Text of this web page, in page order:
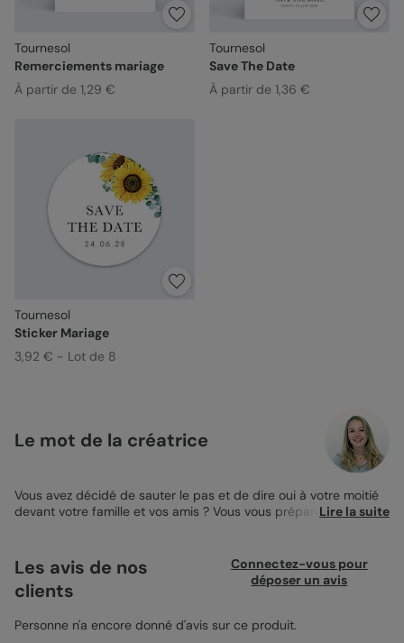
Tournesol
Remerciements mariage
À partir de 1,29 €
Tournesol
Save The Date
À partir de 1,36 €
Tournesol
Sticker Mariage
3,92 € - Lot de 8
Le mot de la créatrice
Vous avez décidé de sauter le pas et de dire oui à votre moitié
devant votre famille et vos amis ? Vous vous préparez à vivre le
qui approche ! Pour annoncer la grande nouvelle en toute
élégance et sobriété, on vous propose de découvrir notre carte
d’invitation de la nouvelle collection Tournesol. Avec son design
tous les amoureux de la nature qui souhaitent faire régner une
Lire la suite
Les avis de nos
clients
Connectez-vous pour
déposer un avis
Personne n'a encore donné d'avis sur ce produit.